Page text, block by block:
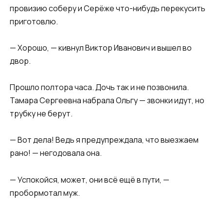
провизию соберу и Серёже что-нибудь перекусить
приготовлю.
— Хорошо, — кивнул Виктор Иванович и вышел во
двор.
Прошло полтора часа. Дочь так и не позвонила.
Тамара Сергеевна набрала Ольгу — звонки идут, но
трубку не берут.
— Вот дела! Ведь я предупреждала, что выезжаем
рано! — негодовала она.
— Успокойся, может, они всё ещё в пути, —
пробормотал муж.